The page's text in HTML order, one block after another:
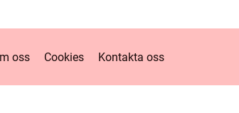
oss Cookies Kontakta oss